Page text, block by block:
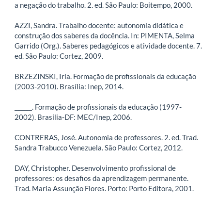
a negação do trabalho. 2. ed. São Paulo: Boitempo, 2000.
AZZI, Sandra. Trabalho docente: autonomia didática e
construção dos saberes da docência. In: PIMENTA, Selma
Garrido (Org.). Saberes pedagógicos e atividade docente. 7.
ed. São Paulo: Cortez, 2009.
BRZEZINSKI, Iria. Formação de profissionais da educação
(2003-2010). Brasília: Inep, 2014.
______. Formação de profissionais da educação (1997-
2002). Brasília-DF: MEC/Inep, 2006.
CONTRERAS, José. Autonomia de professores. 2. ed. Trad.
Sandra Trabucco Venezuela. São Paulo: Cortez, 2012.
DAY, Christopher. Desenvolvimento profissional de
professores: os desafios da aprendizagem permanente.
Trad. Maria Assunção Flores. Porto: Porto Editora, 2001.